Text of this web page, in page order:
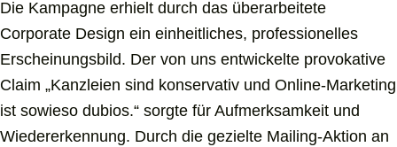
Die Kampagne erhielt durch das überarbeitete
Corporate Design ein einheitliches, professionelles
Erscheinungsbild. Der von uns entwickelte provokative
Claim „Kanzleien sind konservativ und Online-Marketing
ist sowieso dubios.“ sorgte für Aufmerksamkeit und
Wiedererkennung. Durch die gezielte Mailing-Aktion an